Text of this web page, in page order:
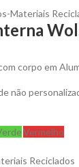
Materiais
corpo em
não
Vermelho
Reciclados